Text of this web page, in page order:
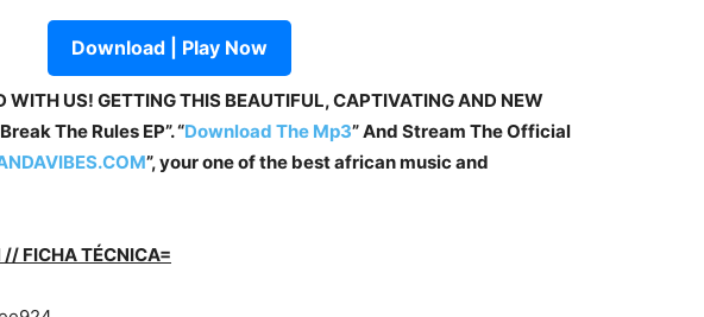
Download | Play Now
WITH US! GETTING THIS BEAUTIFUL, CAPTIVATING AND NEW
The Rules EP”. “Download The Mp3” And Stream The Official
”, your one of the best african music and
FICHA TÉCNICA=